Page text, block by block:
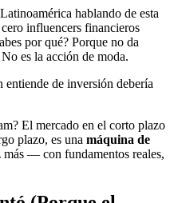
hablando de esta
influencers financieros
por qué? Porque no da
es la acción de moda.
entiende de inversión debería
El mercado en el corto plazo
plazo, es una máquina de
— con fundamentos reales,